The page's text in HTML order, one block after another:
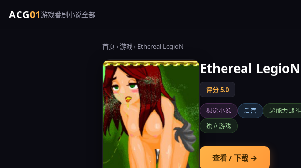
ACG01游戏番剧小说全部
首页 ›游戏› Ethereal LegioN
Ethereal LegioN
评分 5.0
视觉小说 后宫 超能力战斗
独立游戏
查看 / 下载 →